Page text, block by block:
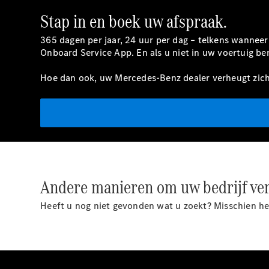
Stap in en boek uw afspraak.
365 dagen per jaar, 24 uur per dag – telkens
Onboard Service App. En als u niet in uw voertuig
Hoe dan ook, uw Mercedes-Benz dealer verheugt
Andere manieren om uw bedrijf
Heeft u nog niet gevonden wat u zoekt? Misschien